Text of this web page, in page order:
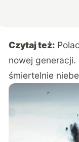
Czytaj też:
nowej generacji.
śmiertelnie